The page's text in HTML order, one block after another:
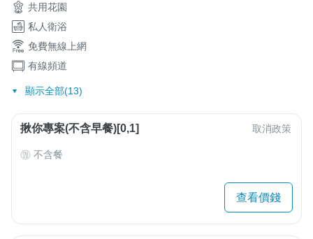
共用花園
私人衛浴
免費無線上網
有線頻道
顯示全部(13)
揪你專案(不含早餐)[0,1] 取消政策
不含餐
查看價錢